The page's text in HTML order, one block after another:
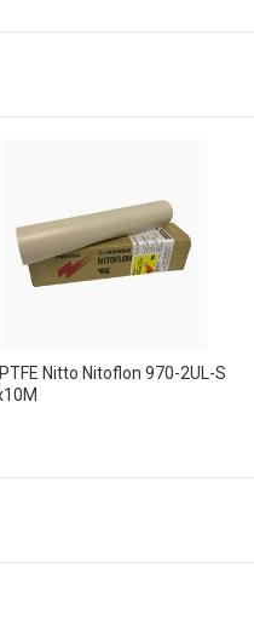
Nitto Nitoflon 970-2UL-S